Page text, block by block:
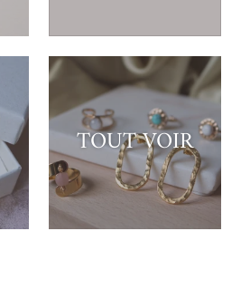
TOUT VOIR